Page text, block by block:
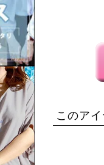
このア